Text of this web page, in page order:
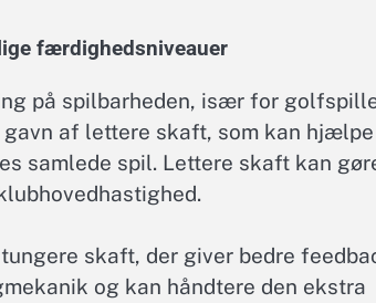
færdighedsniveauer
på spilbarheden, især for
af lettere skaft, som kan hjælpe
samlede spil. Lettere skaft kan
skaft, der giver bedre
og kan håndtere den ekstra